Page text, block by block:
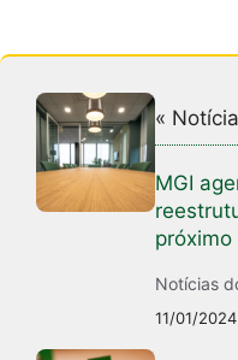
«
MGI
próximo
Notícias
11/01/2024